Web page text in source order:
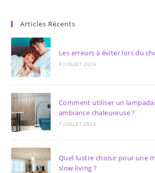
Articles Récents
Les erreurs à éviter lors du
9 JUILLET 2026
Comment utiliser un
ambiance chaleureuse ?
7 JUILLET 2026
Quel lustre choisir pour une
slow living ?